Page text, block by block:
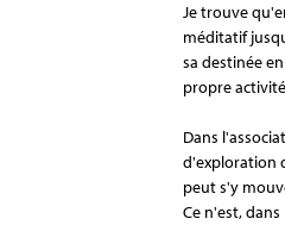
Je trouve
méditatif
sa destinée
propre
Dans
d'exploration
peut s'y
Ce n'est,